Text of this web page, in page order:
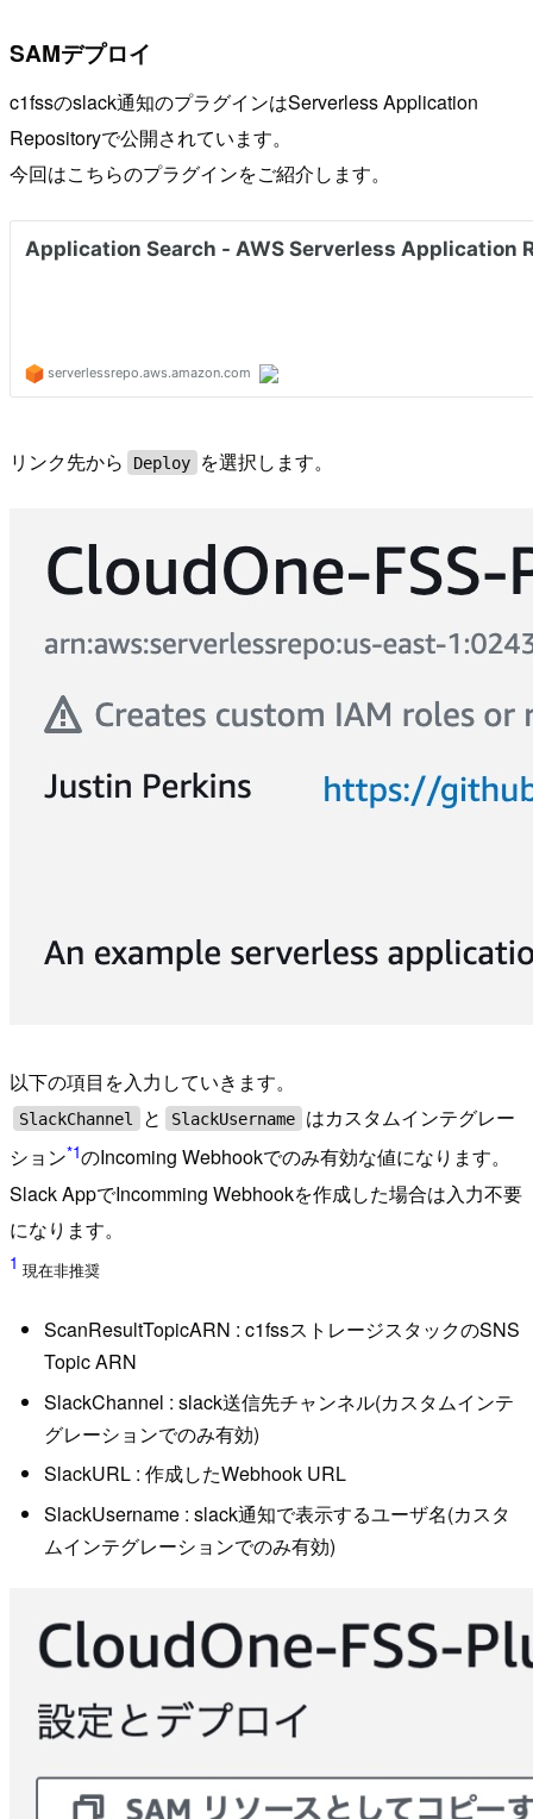
SAMデプロイ
c1fssのslack通知のプラグインはServerless Application
Repositoryで公開されています。
今回はこちらのプラグインをご紹介します。
リンク先から Deploy を選択します。
以下の項目を入力していきます。
SlackChannel と SlackUsername
はカスタムインテグレー
ション*1のIncoming Webhookでのみ有効な値になります。
Slack AppでIncomming Webhookを作成した場合は入力不要
になります。
1 現在非推奨
ScanResultTopicARN : c1fssストレージスタックのSNS
Topic ARN
SlackChannel : slack送信先チャンネル(カスタムインテ
グレーションでのみ有効)
SlackURL : 作成したWebhook URL
SlackUsername : slack通知で表示するユーザ名(カスタ
ムインテグレーションでのみ有効)